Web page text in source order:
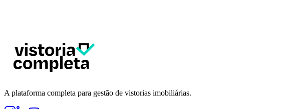
A plataforma completa para gestão de vistorias imobiliárias.